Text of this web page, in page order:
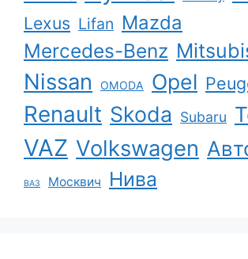
Lexus Lifan Mazda
Mercedes-Benz
Nissan OMODA Opel
Renault Skoda Subaru
VAZ Volkswagen
ВАЗ Москвич Нива